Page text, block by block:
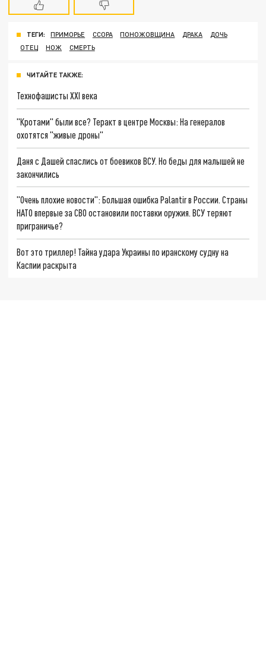
ТЕГИ: ПРИМОРЬЕ ССОРА ПОНОЖОВЩИНА ДРАКА
ДОЧЬ
ОТЕЦ
НОЖ СМЕРТЬ
ЧИТАЙТЕ ТАКЖЕ:
Технофашисты XXI века
"Кротами" были все? Теракт в центре Москвы: На генералов
охотятся "живые дроны"
Даня с Дашей спаслись от боевиков ВСУ. Но беды для малышей не
закончились
"Очень плохие новости": Большая ошибка Palantir в России. Страны
НАТО впервые за СВО остановили поставки оружия. ВСУ теряют
приграничье?
Вот это триллер! Тайна удара Украины по иранскому судну на
Каспии раскрыта